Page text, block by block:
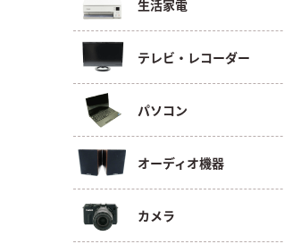
生活家電
テレビ・レコーダー
パソコン
オーディオ機器
カメラ